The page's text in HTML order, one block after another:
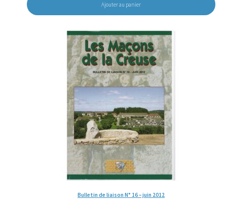
Ajouter au panier
Bulletin de liaison N° 16 – juin 2012